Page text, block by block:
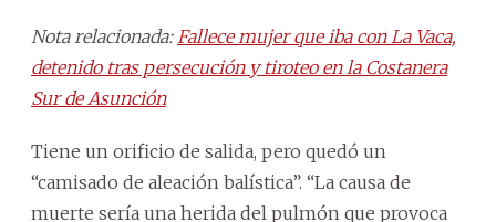
Nota relacionada: Fallece mujer que iba con La Vaca,
detenido tras persecución y tiroteo en la Costanera
Sur de Asunción
Tiene un orificio de salida, pero quedó un
“camisado de aleación balística”. “La causa de
muerte sería una herida del pulmón que provoca